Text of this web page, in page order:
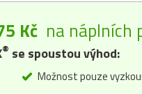
Kč na náplních
® se spoustou výhod:
Možnost pouze